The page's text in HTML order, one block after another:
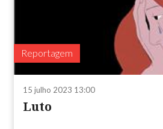
Reportagem
15 julho 2023 13:00
Luto